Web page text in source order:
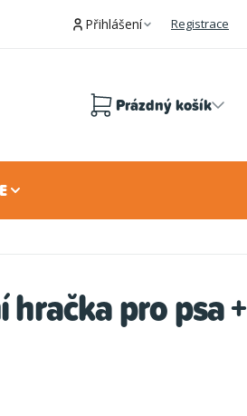
Přihlášení Registrace
Prázdný košík
pro psa +